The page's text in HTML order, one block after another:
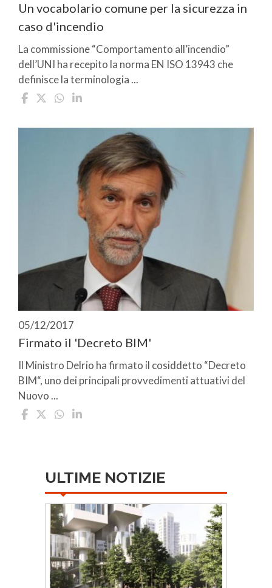
Un vocabolario comune per la sicurezza in
caso d'incendio
La commissione “Comportamento all’incendio”
dell’UNI ha recepito la norma EN ISO 13943 che
definisce la terminologia ...
05/12/2017
Firmato il 'Decreto BIM'
Il Ministro Delrio ha firmato il cosiddetto “Decreto
BIM“, uno dei principali provvedimenti attuativi del
Nuovo ...
ULTIME NOTIZIE